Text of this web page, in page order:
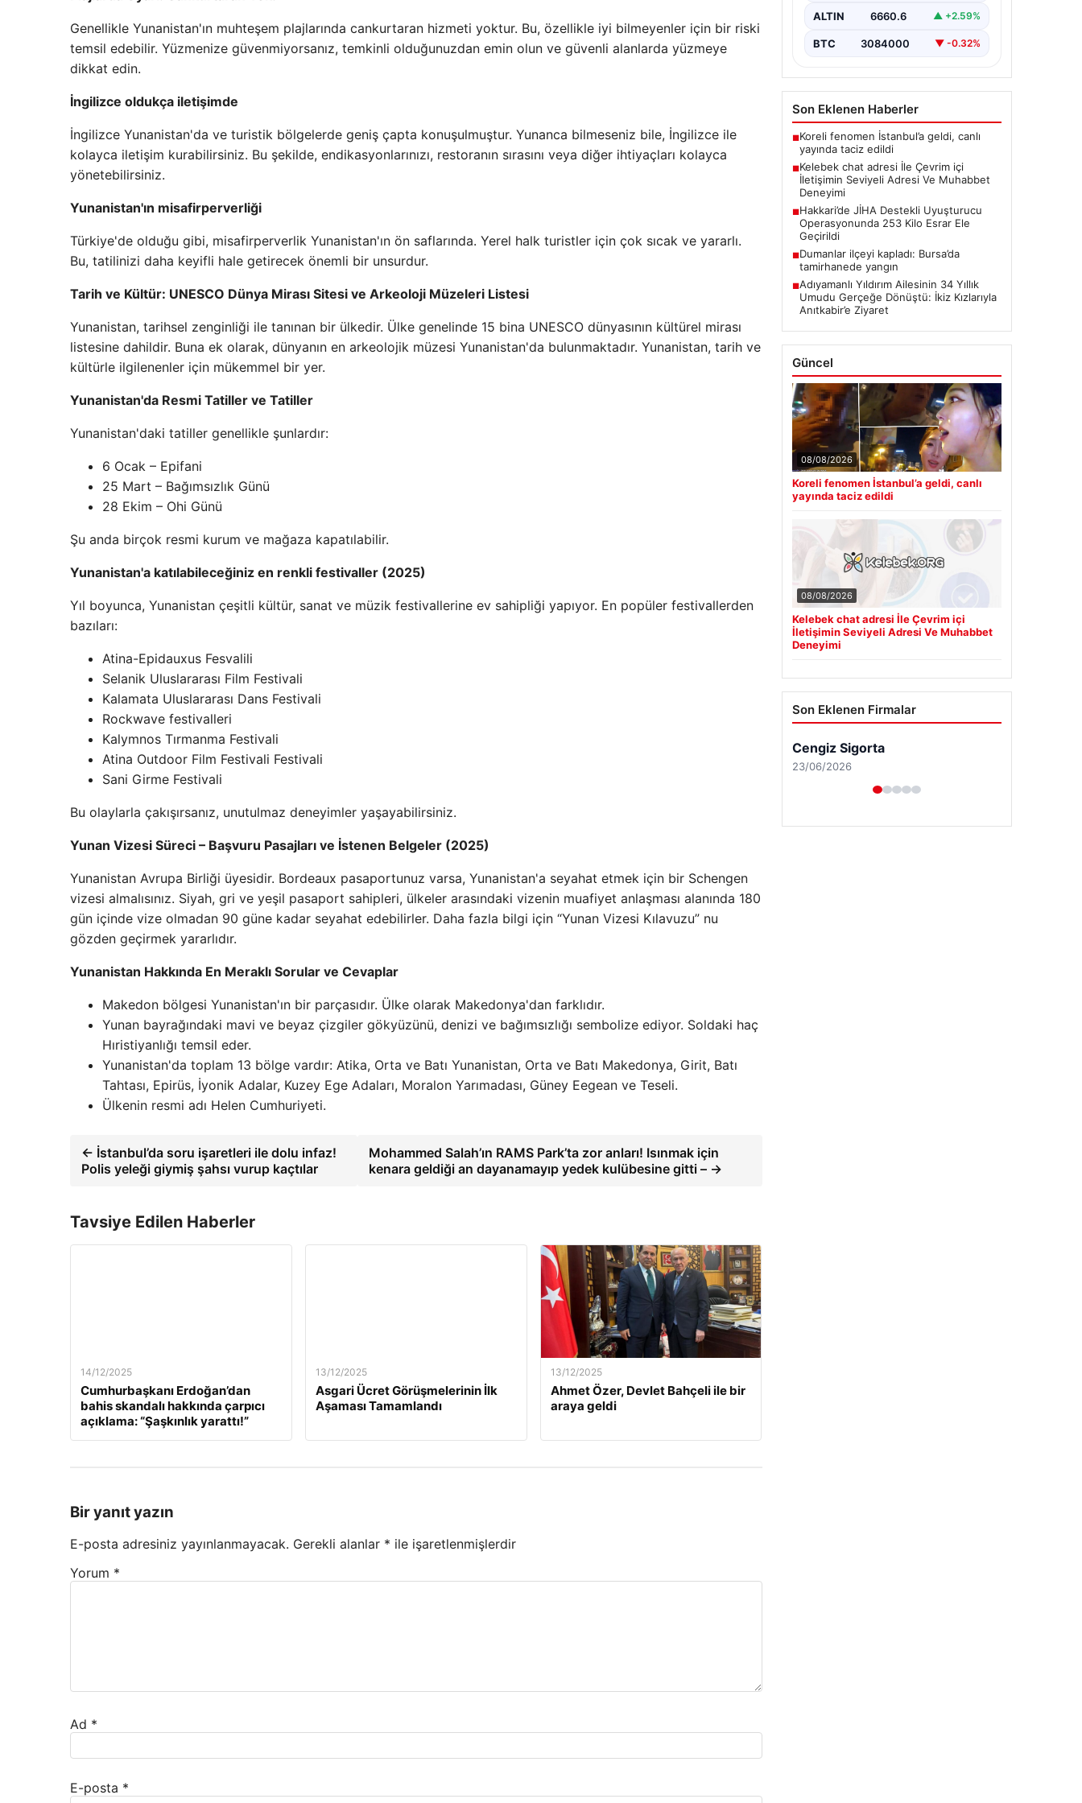
Genellikle Yunanistan'ın muhteşem plajlarında cankurtaran hizmeti yoktur. Bu, özellikle iyi bilmeyenler için bir riski
temsil edebilir. Yüzmenize güvenmiyorsanız, temkinli olduğunuzdan emin olun ve güvenli alanlarda yüzmeye
dikkat edin.
İngilizce oldukça iletişimde
İngilizce Yunanistan'da ve turistik bölgelerde geniş çapta konuşulmuştur. Yunanca bilmeseniz bile, İngilizce ile
kolayca iletişim kurabilirsiniz. Bu şekilde, endikasyonlarınızı, restoranın sırasını veya diğer ihtiyaçları kolayca
yönetebilirsiniz.
Yunanistan'ın misafirperverliği
Türkiye'de olduğu gibi, misafirperverlik Yunanistan'ın ön saflarında. Yerel halk turistler için çok sıcak ve yararlı.
Bu, tatilinizi daha keyifli hale getirecek önemli bir unsurdur.
Tarih ve Kültür: UNESCO Dünya Mirası Sitesi ve Arkeoloji Müzeleri Listesi
Yunanistan, tarihsel zenginliği ile tanınan bir ülkedir. Ülke genelinde 15 bina UNESCO dünyasının kültürel mirası
listesine dahildir. Buna ek olarak, dünyanın en arkeolojik müzesi Yunanistan'da bulunmaktadır. Yunanistan, tarih ve
kültürle ilgilenenler için mükemmel bir yer.
Yunanistan'da Resmi Tatiller ve Tatiller
Yunanistan'daki tatiller genellikle şunlardır:
6 Ocak – Epifani
25 Mart – Bağımsızlık Günü
28 Ekim – Ohi Günü
Şu anda birçok resmi kurum ve mağaza kapatılabilir.
Yunanistan'a katılabileceğiniz en renkli festivaller (2025)
Yıl boyunca, Yunanistan çeşitli kültür, sanat ve müzik festivallerine ev sahipliği yapıyor. En popüler festivallerden
bazıları:
Atina-Epidauxus Fesvalili
Selanik Uluslararası Film Festivali
Kalamata Uluslararası Dans Festivali
Rockwave festivalleri
Kalymnos Tırmanma Festivali
Atina Outdoor Film Festivali Festivali
Sani Girme Festivali
Bu olaylarla çakışırsanız, unutulmaz deneyimler yaşayabilirsiniz.
Yunan Vizesi Süreci – Başvuru Pasajları ve İstenen Belgeler (2025)
Yunanistan Avrupa Birliği üyesidir. Bordeaux pasaportunuz varsa, Yunanistan'a seyahat etmek için bir Schengen
vizesi almalısınız. Siyah, gri ve yeşil pasaport sahipleri, ülkeler arasındaki vizenin muafiyet anlaşması alanında 180
gün içinde vize olmadan 90 güne kadar seyahat edebilirler. Daha fazla bilgi için “Yunan Vizesi Kılavuzu” nu
gözden geçirmek yararlıdır.
Yunanistan Hakkında En Meraklı Sorular ve Cevaplar
Makedon bölgesi Yunanistan'ın bir parçasıdır. Ülke olarak Makedonya'dan farklıdır.
Yunan bayrağındaki mavi ve beyaz çizgiler gökyüzünü, denizi ve bağımsızlığı sembolize ediyor. Soldaki haç
Hıristiyanlığı temsil eder.
Yunanistan'da toplam 13 bölge vardır: Atika, Orta ve Batı Yunanistan, Orta ve Batı Makedonya, Girit, Batı
Tahtası, Epirüs, İyonik Adalar, Kuzey Ege Adaları, Moralon Yarımadası, Güney Eegean ve Teseli.
Ülkenin resmi adı Helen Cumhuriyeti.
← İstanbul’da soru işaretleri ile dolu infaz!
Polis yeleği giymiş şahsı vurup kaçtılar
Mohammed Salah’ın RAMS Park’ta zor anları! Isınmak için
kenara geldiği an dayanamayıp yedek kulübesine gitti – →
Tavsiye Edilen Haberler
14/12/2025
Cumhurbaşkanı Erdoğan’dan
bahis skandalı hakkında çarpıcı
açıklama: “Şaşkınlık yarattı!”
13/12/2025
Asgari Ücret Görüşmelerinin İlk
Aşaması Tamamlandı
13/12/2025
Ahmet Özer, Devlet Bahçeli ile bir
araya geldi
Bir yanıt yazın
E-posta adresiniz yayınlanmayacak. Gerekli alanlar * ile işaretlenmişlerdir
Yorum *
Ad *
E-posta *
Halen pek…
ALTIN 6660.6 ▲ +2.59%
BTC 3084000 ▼ -0.32%
Son Eklenen Haberler
■Koreli fenomen İstanbul’a geldi, canlı
yayında taciz edildi
■Kelebek chat adresi İle Çevrim içi
İletişimin Seviyeli Adresi Ve Muhabbet
Deneyimi
■Hakkari’de JİHA Destekli Uyuşturucu
Operasyonunda 253 Kilo Esrar Ele
Geçirildi
■Dumanlar ilçeyi kapladı: Bursa’da
tamirhanede yangın
■Adıyamanlı Yıldırım Ailesinin 34 Yıllık
Umudu Gerçeğe Dönüştü: İkiz Kızlarıyla
Anıtkabir’e Ziyaret
Güncel
08/08/2026
Koreli fenomen İstanbul’a geldi, canlı
yayında taciz edildi
08/08/2026
Kelebek chat adresi İle Çevrim içi
İletişimin Seviyeli Adresi Ve Muhabbet
Deneyimi
Son Eklenen Firmalar